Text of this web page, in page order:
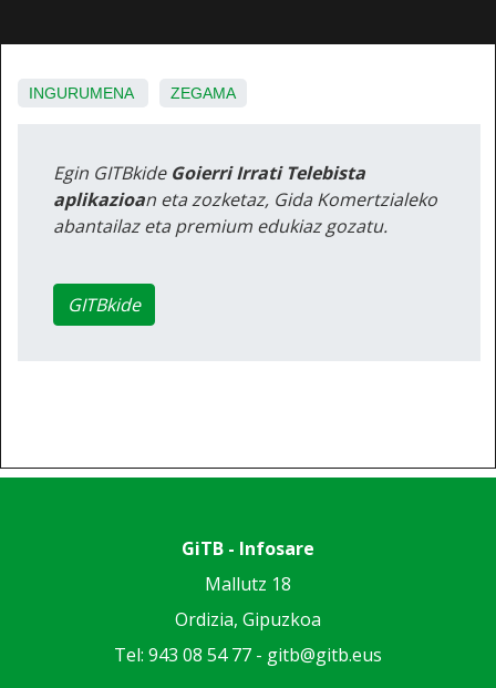
INGURUMENA ZEGAMA
Egin GITBkide Goierri Irrati Telebista
aplikazioan eta zozketaz, Gida Komertzialeko
abantailaz eta premium edukiaz gozatu.
GITBkide
GiTB - Infosare
Mallutz 18
Ordizia, Gipuzkoa
Tel: 943 08 54 77 - gitb@gitb.eus